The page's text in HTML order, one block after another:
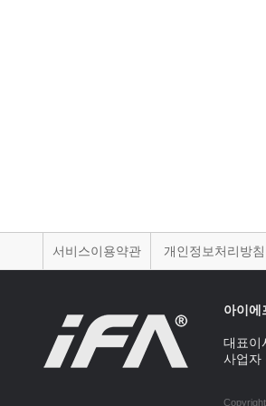
서비스이용약관 개인정보처리방침
아이에
대표이
사업자